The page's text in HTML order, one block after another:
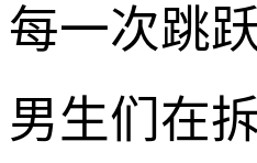
每一次跳
男生们在